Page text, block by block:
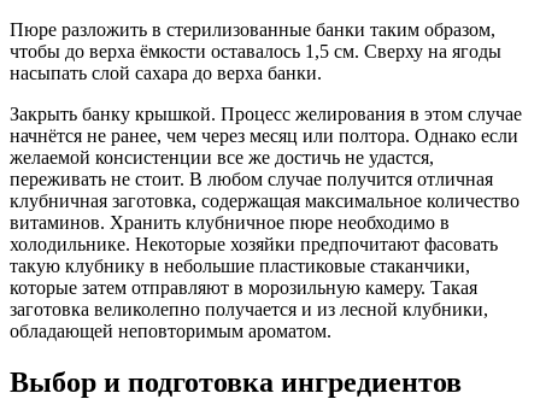
Пюре разложить в стерилизованные банки таким образом,
чтобы до верха ёмкости оставалось 1,5 см. Сверху на ягоды
насыпать слой сахара до верха банки.
Закрыть банку крышкой. Процесс желирования в этом случае
начнётся не ранее, чем через месяц или полтора. Однако если
желаемой консистенции все же достичь не удастся,
переживать не стоит. В любом случае получится отличная
клубничная заготовка, содержащая максимальное количество
витаминов. Хранить клубничное пюре необходимо в
холодильнике. Некоторые хозяйки предпочитают фасовать
такую клубнику в небольшие пластиковые стаканчики,
которые затем отправляют в морозильную камеру. Такая
заготовка великолепно получается и из лесной клубники,
обладающей неповторимым ароматом.
Выбор и подготовка ингредиентов